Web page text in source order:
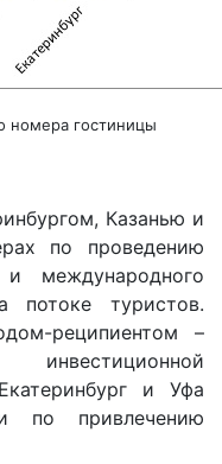
номера гостиницы
Казанью и
по проведению
и международного
потоке туристов.
реципиентом –
и Уфа
по привлечению